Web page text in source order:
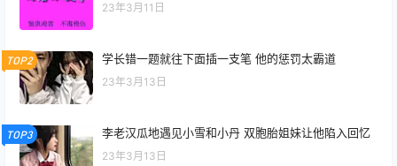
23年3月11日
TOP2 学长错一题就往下面插一支笔 他的惩罚太霸道
23年3月13日
TOP3 李老汉瓜地遇见小雪和小丹 双胞胎姐妹让他陷入回忆
23年3月13日